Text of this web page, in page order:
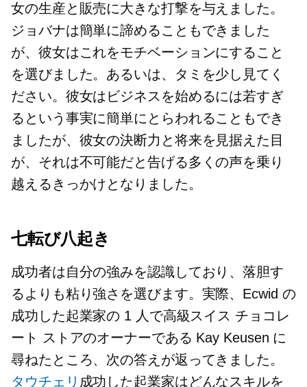
女の生産と販売に大きな打撃を与えました。
ジョバナは簡単に諦めることもできました
が、彼女はこれをモチベーションにすること
を選びました。あるいは、タミを少し見てく
ださい。彼女はビジネスを始めるには若すぎ
るという事実に簡単にとらわれることもでき
ましたが、彼女の決断力と将来を見据えた目
が、それは不可能だと告げる多くの声を乗り
越えるきっかけとなりました。
七転び八起き
成功者は自分の強みを認識しており、落胆す
るよりも粘り強さを選びます。実際、Ecwid の
成功した起業家の 1 人で高級スイス チョコレ
ート ストアのオーナーである Kay Keusen に
尋ねたところ、次の答えが返ってきました。
タウチェリ 成功した起業家はどんなスキルを